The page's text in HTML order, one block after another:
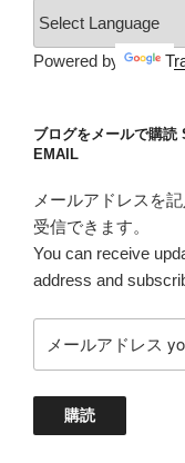
ー
Powered by
ブログをメールで購
EMAIL
メールアドレスを
受信できます。
You can receive
address and
ー
ド
購読